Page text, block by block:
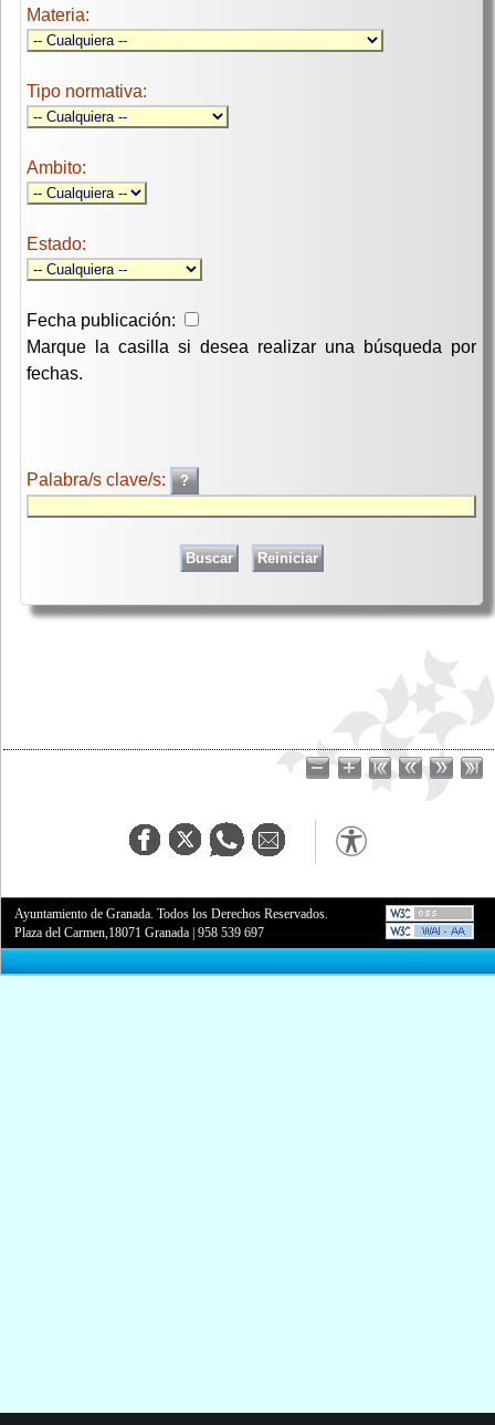
Materia:
Tipo normativa:
Ambito:
Estado:
Fecha publicación:
Marque la casilla si desea realizar una búsqueda por
fechas.
Palabra/s clave/s:
Ayuntamiento de Granada. Todos los Derechos Reservados.
Plaza del Carmen,18071 Granada |958 539 697